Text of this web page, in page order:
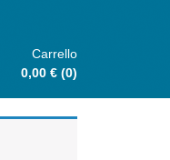
Carrello
0,00 € (0)